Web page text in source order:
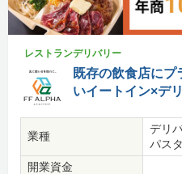
レストランデリバリー
既存の飲食店に
いイートイン×デ
業種
デリ
パス
開業資金